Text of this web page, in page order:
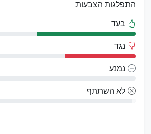
התפלגות הצבעות
בעד
נגד
נמנע
לא השתתף